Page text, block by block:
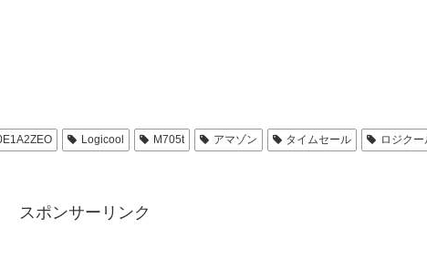
Logicool M705t アマゾン タイムセール ロジクー
スポンサーリンク